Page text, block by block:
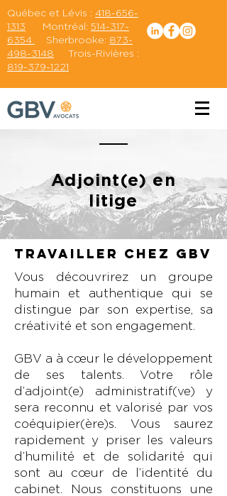
Québec et Lévis : 418-656-
1313 Montréal: 514-317-
6354
Sherbrooke: 873-
498-3148 Trois-Rivières :
819-379-1221
Adjoint(e) en
litige
Travailler chez GBV
Vous découvrirez un groupe
humain et authentique qui se
distingue par son expertise, sa
créativité et son engagement.
GBV a à cœur le développement
de ses talents. Votre rôle
d’adjoint(e) administratif(ve) y
sera reconnu et valorisé par vos
coéquipier(ère)s. Vous saurez
rapidement y priser les valeurs
d’humilité et de solidarité qui
sont au cœur de l’identité du
cabinet. Nous constituons une